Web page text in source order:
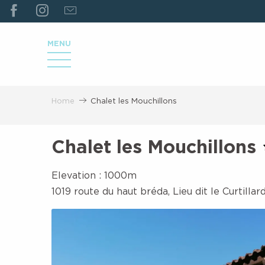
ALLER
AU
PRINCIPAL
MENU
Home Chalet les Mouchillons
Chalet les Mouchillons
Elevation : 1000m
1019 route du haut bréda, Lieu dit le